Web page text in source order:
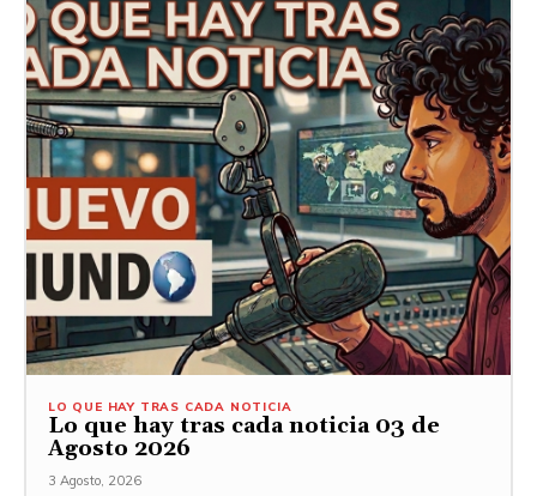
LO QUE HAY TRAS CADA NOTICIA
Lo que hay tras cada noticia 03 de
Agosto 2026
3 Agosto, 2026